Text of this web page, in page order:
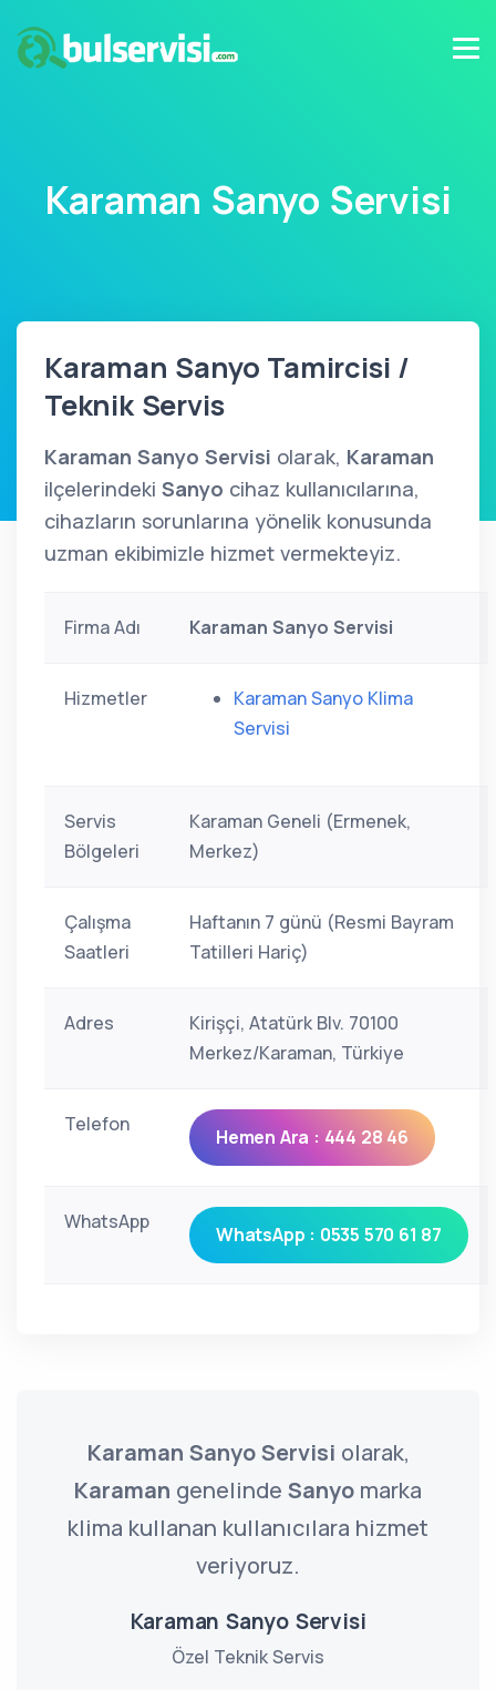
Karaman Sanyo Servisi
Karaman Sanyo Tamircisi /
Teknik Servis
Karaman Sanyo Servisi olarak, Karaman
ilçelerindeki Sanyo cihaz kullanıcılarına,
cihazların sorunlarına yönelik konusunda
uzman ekibimizle hizmet vermekteyiz.
Firma Adı Karaman Sanyo Servisi
Hizmetler
Karaman Sanyo Klima
Servisi
Servis
Bölgeleri
Karaman Geneli (Ermenek,
Merkez)
Çalışma
Saatleri
Haftanın 7 günü (Resmi Bayram
Tatilleri Hariç)
Adres
Kirişçi, Atatürk Blv. 70100
Merkez/Karaman, Türkiye
Telefon
Hemen Ara : 444 28 46
WhatsApp
WhatsApp : 0535 570 61 87
Karaman Sanyo Servisi olarak,
Karaman genelinde Sanyo marka
klima kullanan kullanıcılara hizmet
veriyoruz.
Karaman Sanyo Servisi
Özel Teknik Servis